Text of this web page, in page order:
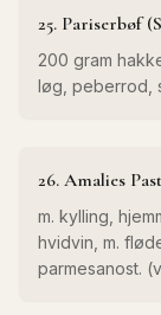
25. Pariserbøf
200 gram
løg, peberrod,
26. Amalies
m. kylling,
hvidvin, m.
parmesanost.